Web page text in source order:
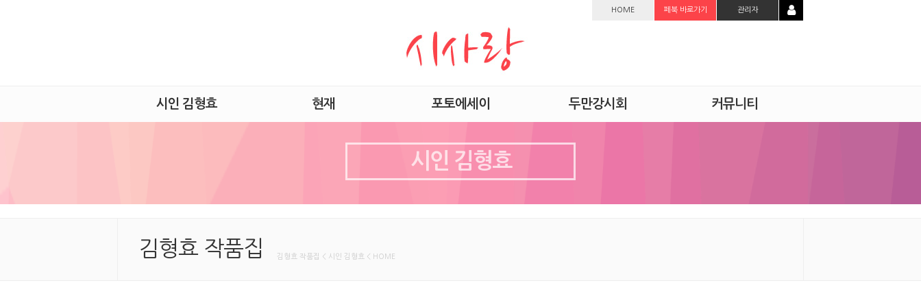
HOME 페북 바로가기 관리자
시인 김형효 현재 포토에세이 두만강시회 커뮤니티
시인 김형효
김형효 작품집 김형효 작품집 < 시인 김형효 < HOME